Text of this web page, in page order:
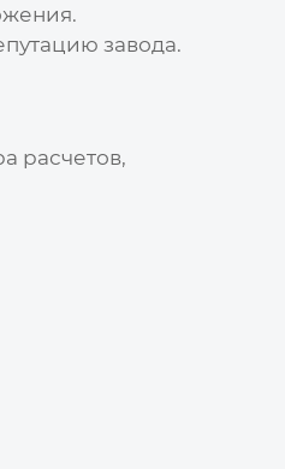
завода.
расчетов,